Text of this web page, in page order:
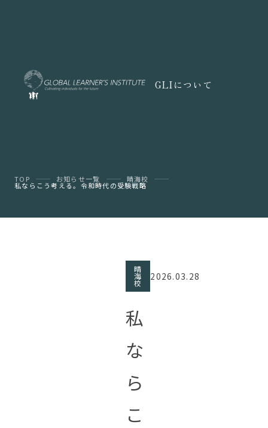
GLIについて
TOP お知らせ一覧 晴海校
私ならこう考える。令和時代の受験戦略
晴
海
校
2026.03.28
私
な
ら
こ